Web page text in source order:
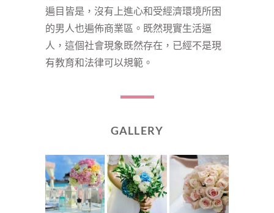
遍目皆是，沒有上進心和受經濟環境所困
的男人也遍佈商業區。既然現實生活逼
人，這個社會現象既然存在，已經不是現
有教育和法律可以規範。
GALLERY